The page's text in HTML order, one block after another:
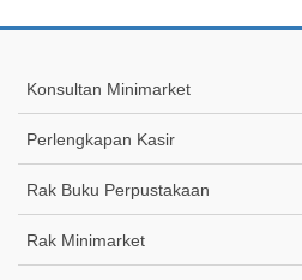
Konsultan Minimarket
Perlengkapan Kasir
Rak Buku Perpustakaan
Rak Minimarket